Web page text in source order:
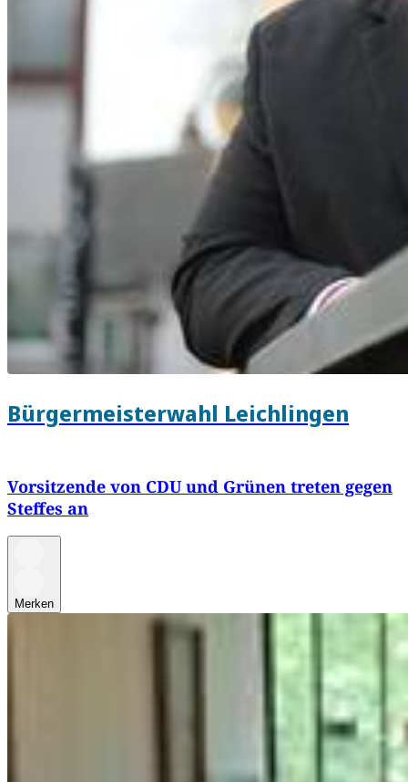
Bürgermeisterwahl Leichlingen
Vorsitzende von CDU und Grünen treten gegen
Steffes an
Merken